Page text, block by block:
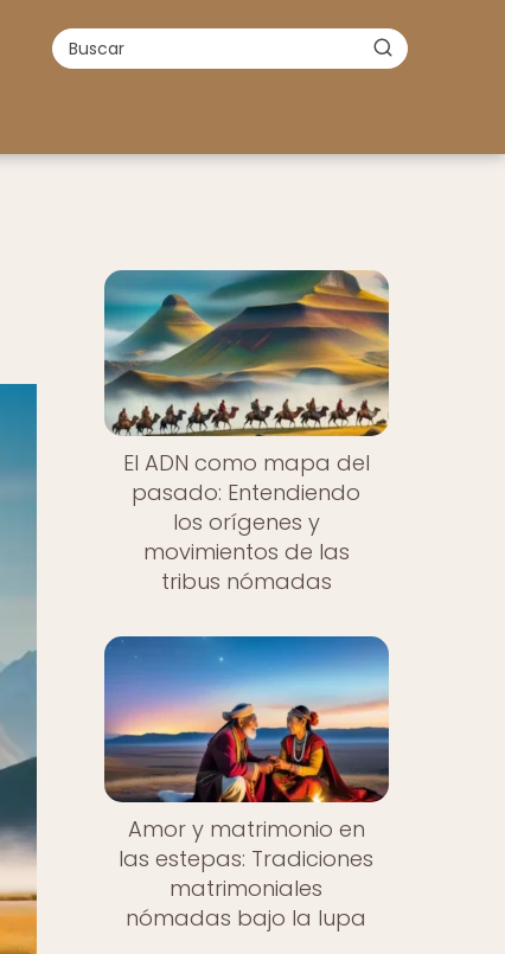
El ADN como mapa del
pasado: Entendiendo
los orígenes y
movimientos de las
tribus nómadas
Amor y matrimonio en
las estepas: Tradiciones
matrimoniales
nómadas bajo la lupa